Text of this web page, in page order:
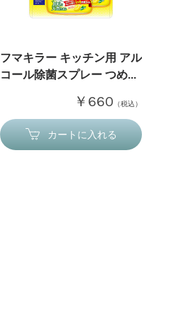
フマキラー キッチン用 アル
コール除菌スプレー つめ...
￥660 （税込）
カートに入れる